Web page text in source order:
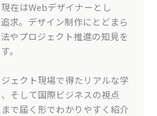
在はWebデザイナーとし
求。デザイン制作にとどまら
やプロジェクト推進の知見を
。
ェクト現場で得たリアルな学
そして国際ビジネスの視点
で届く形でわかりやすく紹介